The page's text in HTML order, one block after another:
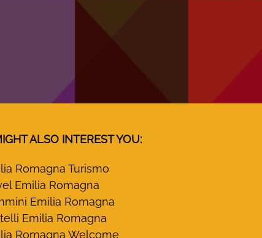
ALSO INTEREST YOU:
Romagna Turismo
Emilia Romagna
Emilia Romagna
Emilia Romagna
Romagna Welcome